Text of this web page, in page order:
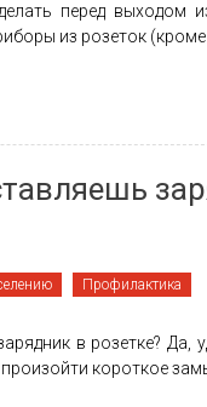
перед выходом
из розеток
Профилактика
в розетке?
короткое